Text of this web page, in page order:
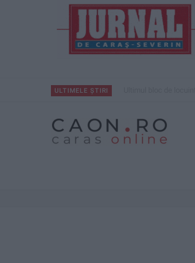
ULTIMELE ȘTIRI